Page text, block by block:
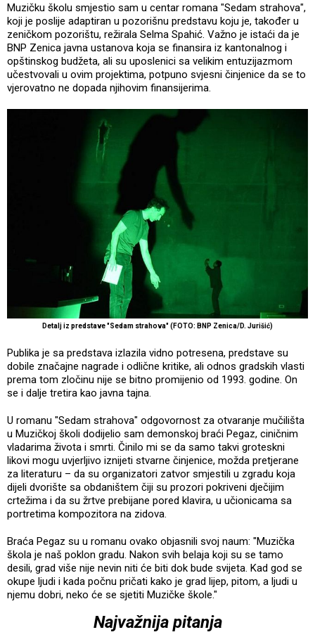
Muzičku školu smjestio sam u centar romana "Sedam strahova",
koji je poslije adaptiran u pozorišnu predstavu koju je, također u
zeničkom pozorištu, režirala Selma Spahić. Važno je istaći da je
BNP Zenica javna ustanova koja se finansira iz kantonalnog i
opštinskog budžeta, ali su uposlenici sa velikim entuzijazmom
učestvovali u ovim projektima, potpuno svjesni činjenice da se to
vjerovatno ne dopada njihovim finansijerima.
Detalj iz predstave "Sedam strahova" (FOTO: BNP Zenica/D. Jurišić)
Publika je sa predstava izlazila vidno potresena, predstave su
dobile značajne nagrade i odlične kritike, ali odnos gradskih vlasti
prema tom zločinu nije se bitno promijenio od 1993. godine. On
se i dalje tretira kao javna tajna.
U romanu "Sedam strahova" odgovornost za otvaranje mučilišta
u Muzičkoj školi dodijelio sam demonskoj braći Pegaz, ciničnim
vladarima života i smrti. Činilo mi se da samo takvi groteskni
likovi mogu uvjerljivo iznijeti stvarne činjenice, možda pretjerane
za literaturu – da su organizatori zatvor smjestili u zgradu koja
dijeli dvorište sa obdaništem čiji su prozori pokriveni dječijim
crtežima i da su žrtve prebijane pored klavira, u učionicama sa
portretima kompozitora na zidova.
Braća Pegaz su u romanu ovako objasnili svoj naum: "Muzička
škola je naš poklon gradu. Nakon svih belaja koji su se tamo
desili, grad više nije nevin niti će biti dok bude svijeta. Kad god se
okupe ljudi i kada počnu pričati kako je grad lijep, pitom, a ljudi u
njemu dobri, neko će se sjetiti Muzičke škole."
Najvažnija pitanja